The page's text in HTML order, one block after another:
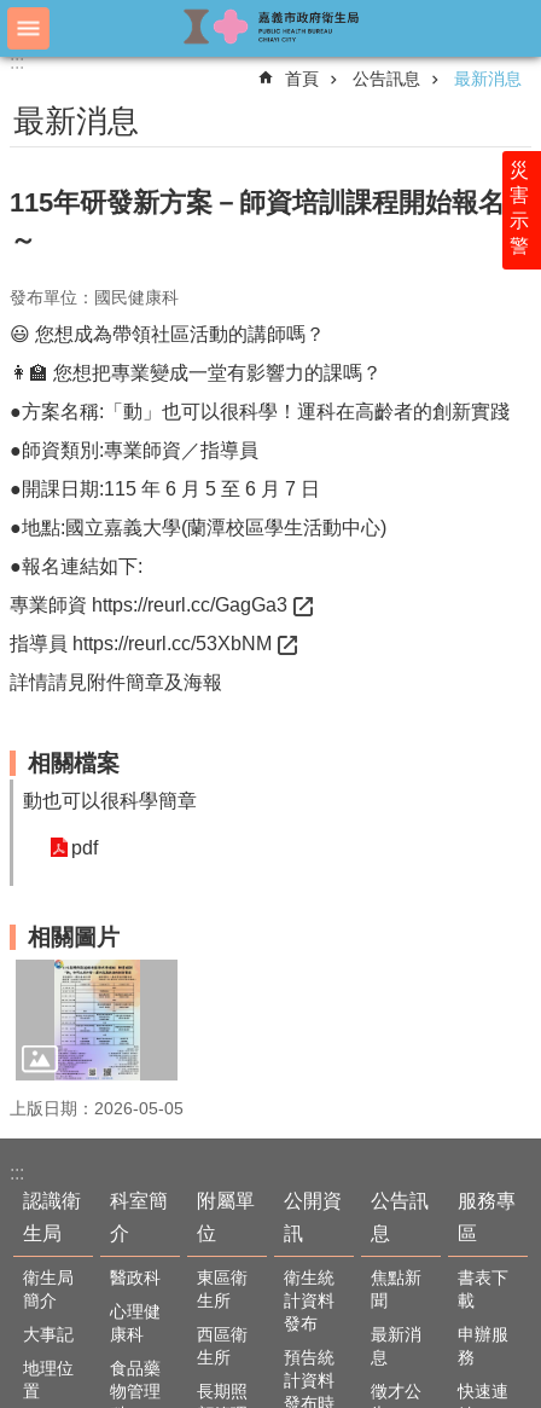
跳到主要內容區塊
進
搜
尋
識
生
局
科
室
簡
介
附
屬
位
公
開
訊
告
訊
息
區
區
English
首
頁
網
站
導
覽
局
長
:::
災
害
示
警
:::
首頁 公告訊息 最新消息
最新消息
115年研發新方案－師資培訓課程開始報名囉
～
發布單位：國民健康科
😃 您想成為帶領社區活動的講師嗎？
👩‍🏫 您想把專業變成一堂有影響力的課嗎？
●方案名稱:「動」也可以很科學！運科在高齡者的創新實踐
●師資類別:專業師資／指導員
●開課日期:115 年 6 月 5 至 6 月 7 日
●地點:國立嘉義大學(蘭潭校區學生活動中心)
●報名連結如下:
專業師資 https://reurl.cc/GagGa3
指導員 https://reurl.cc/53XbNM
詳情請見附件簡章及海報
相關檔案
動也可以很科學簡章
pdf
相關圖片
上版日期：2026-05-05
:::
認識衛
生局
衛生局
簡介
大事記
地理位
置
科室簡
介
醫政科
心理健
康科
食品藥
物管理
附屬單
位
東區衛
生所
西區衛
生所
長期照
公開資
訊
衛生統
計資料
發布
預告統
計資料
發布時
公告訊
息
焦點新
聞
最新消
息
徵才公
服務專
區
書表下
載
申辦服
務
快速連